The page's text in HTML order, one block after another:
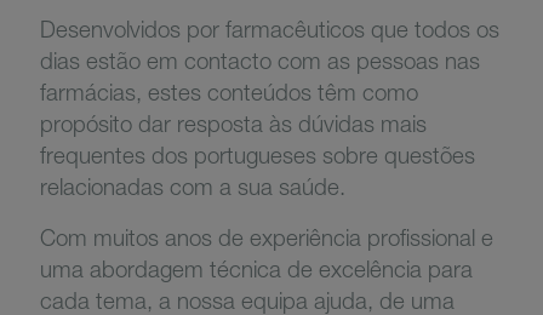
Desenvolvidos por farmacêuticos que todos os
dias estão em contacto com as pessoas nas
farmácias, estes conteúdos têm como
propósito dar resposta às dúvidas mais
frequentes dos portugueses sobre questões
relacionadas com a sua saúde.
Com muitos anos de experiência profissional e
uma abordagem técnica de excelência para
cada tema, a nossa equipa ajuda, de uma